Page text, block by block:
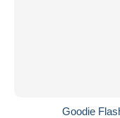
Goodie